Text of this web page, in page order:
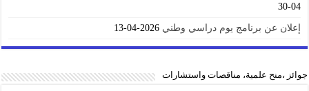
04-30
إعلان عن برنامج يوم دراسي وطني 2026-04-13
جوائز ،منح علمية، مناقصات واستشارات